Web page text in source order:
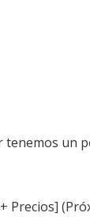
un
Precios]